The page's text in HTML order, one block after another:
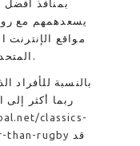
بمنافذ أفضل
يسعدهمهم مع
مواقع الإنترنت
المتحدة حيث تنتظرك لعبة الفيديو الشبكي.
ربما أكثر إلى
classics-
than-rugby